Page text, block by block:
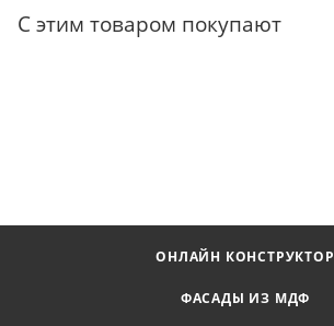
С этим товаром покупают
ОНЛАЙН КОНСТРУКТОР
ФАСАДЫ ИЗ МДФ